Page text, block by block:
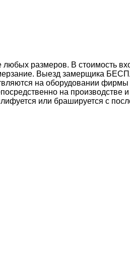
размеров. В стоимость
Выезд замерщика
на оборудовании
на производстве
или брашируется с